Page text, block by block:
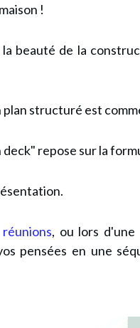
!
beauté de la
structuré est
repose sur la
réunions, ou lors d'une
pensées en une